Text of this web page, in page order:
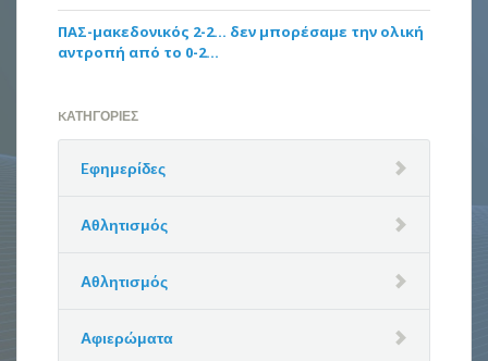
ΠΑΣ-μακεδονικός 2-2… δεν μπορέσαμε την ολική
αντροπή από το 0-2…
KΑΤΗΓΟΡΊΕΣ
Eφημερίδες
Αθλητισμός
Αθλητισμός
Αφιερώματα